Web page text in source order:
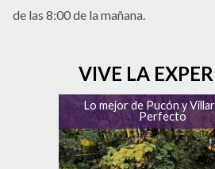
de las 8:00 de la mañana.
VIVE LA
Lo mejor de Pucón y
Perfecto